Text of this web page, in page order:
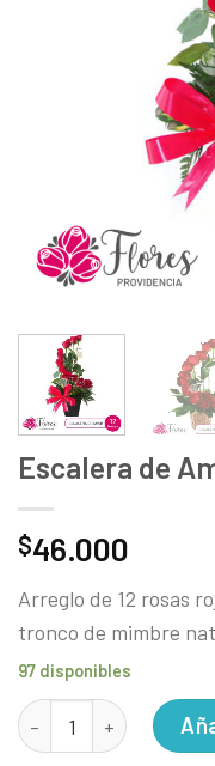
Escalera de
$46.000
Arreglo de 12 rosas
tronco de mimbre
97 disponibles
Escalera de Amor